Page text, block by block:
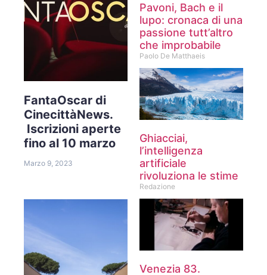
FantaOscar di
CinecittàNews.
Iscrizioni aperte
fino al 10 marzo
Marzo 9, 2023
Pavoni, Bach e il
lupo: cronaca di una
passione tutt’altro
che improbabile
Paolo De Matthaeis
Ghiacciai,
l’intelligenza
artificiale
rivoluziona le stime
Redazione
Venezia 83.